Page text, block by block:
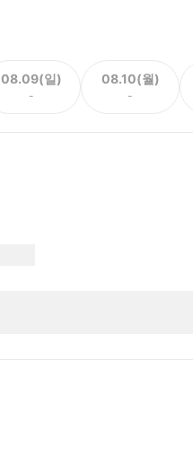
08.09(일)
-
08.10(월)
-